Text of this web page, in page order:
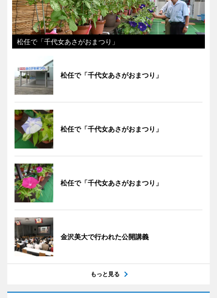
松任で「千代女あさがおまつり」
松任で「千代女あさがおまつり」
松任で「千代女あさがおまつり」
松任で「千代女あさがおまつり」
金沢美大で行われた公開講義
もっと見る